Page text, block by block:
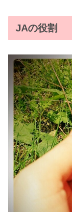
JAの役割